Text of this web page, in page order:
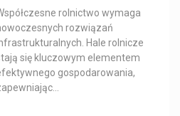
rolnictwo wymaga
rozwiązań
Hale rolnicze
się kluczowym elementem
gospodarowania,